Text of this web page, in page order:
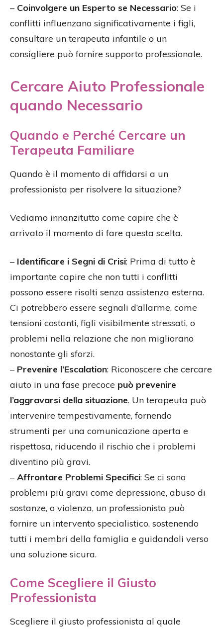
– Coinvolgere un Esperto se Necessario: Se i
conflitti influenzano significativamente i figli,
consultare un terapeuta infantile o un
consigliere può fornire supporto professionale.
Cercare Aiuto Professionale
quando Necessario
Quando e Perché Cercare un
Terapeuta Familiare
Quando è il momento di affidarsi a un
professionista per risolvere la situazione?
Vediamo innanzitutto come capire che è
arrivato il momento di fare questa scelta.
– Identificare i Segni di Crisi: Prima di tutto è
importante capire che non tutti i conflitti
possono essere risolti senza assistenza esterna.
Ci potrebbero essere segnali d’allarme, come
tensioni costanti, figli visibilmente stressati, o
problemi nella relazione che non migliorano
nonostante gli sforzi.
– Prevenire l’Escalation: Riconoscere che cercare
aiuto in una fase precoce può prevenire
l’aggravarsi della situazione. Un terapeuta può
intervenire tempestivamente, fornendo
strumenti per una comunicazione aperta e
rispettosa, riducendo il rischio che i problemi
diventino più gravi.
– Affrontare Problemi Specifici: Se ci sono
problemi più gravi come depressione, abuso di
sostanze, o violenza, un professionista può
fornire un intervento specialistico, sostenendo
tutti i membri della famiglia e guidandoli verso
una soluzione sicura.
Come Scegliere il Giusto
Professionista
Scegliere il giusto professionista al quale